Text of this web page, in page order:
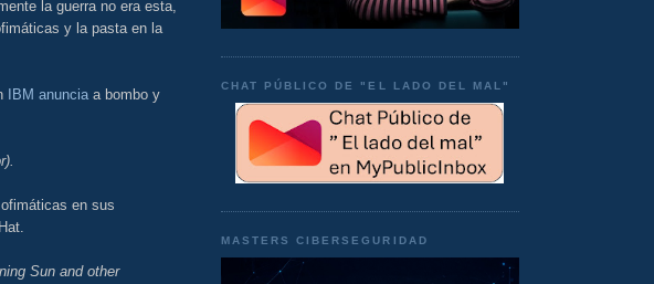
la guerra no era esta,
y la pasta en la
IBM anuncia a bombo y
en sus
Sun and other
CHAT PÚBLICO DE "EL LADO DEL MAL"
MASTERS CIBERSEGURIDAD